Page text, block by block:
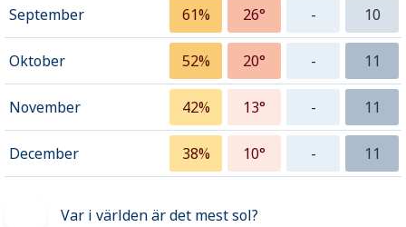
September 61% 26° - 10
Oktober 52% 20° - 11
November 42% 13° - 11
December 38% 10° - 11
Var i världen är det mest sol?